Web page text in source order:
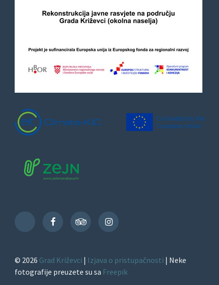
TikTok
FacebookTripAdvisorInstagram
© 2026 Grad Križevci | Izjava o pristupačnosti | Neke
fotografije preuzete su sa Freepik